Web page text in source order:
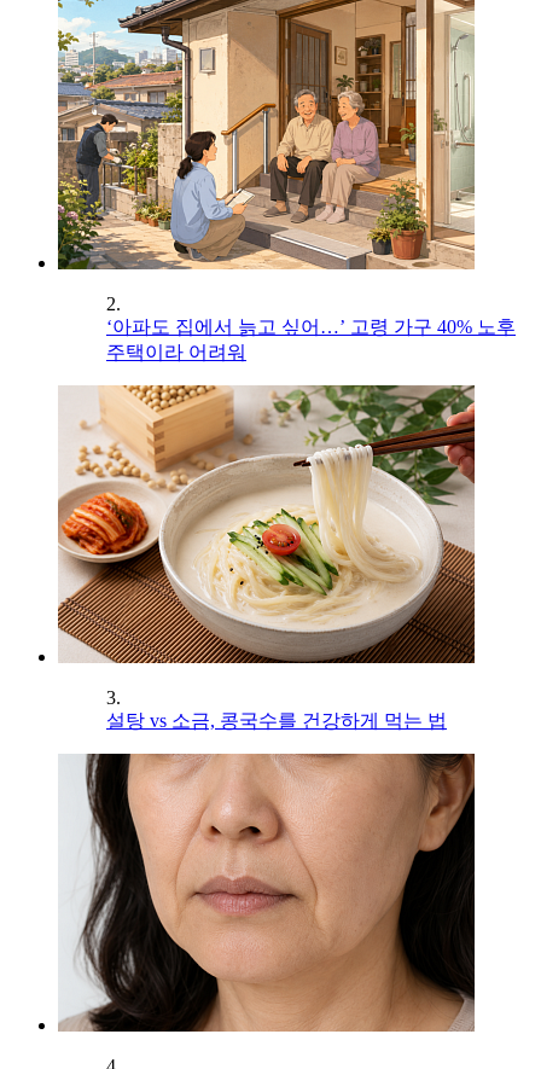
2.
‘아파도 집에서 늙고 싶어…’ 고령 가구 40% 노후
주택이라 어려워
3.
설탕 vs 소금, 콩국수를 건강하게 먹는 법